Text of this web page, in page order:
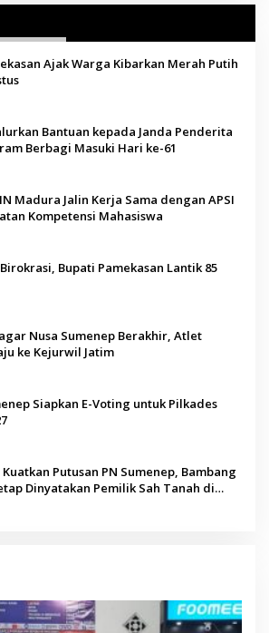
Ajak Warga Kibarkan Merah Putih
Bantuan kepada Janda Penderita
Berbagi Masuki Hari ke-61
Madura Jalin Kerja Sama dengan APSI
Kompetensi Mahasiswa
Bupati Pamekasan Lantik 85
Nusa Sumenep Berakhir, Atlet
ke Kejurwil Jatim
Siapkan E-Voting untuk Pilkades
Putusan PN Sumenep, Bambang
Dinyatakan Pemilik Sah Tanah di